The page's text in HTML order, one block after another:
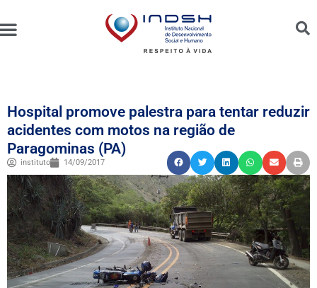
Hospital promove palestra para tentar reduzir
acidentes com motos na região de
Paragominas (PA)
instituto 14/09/2017